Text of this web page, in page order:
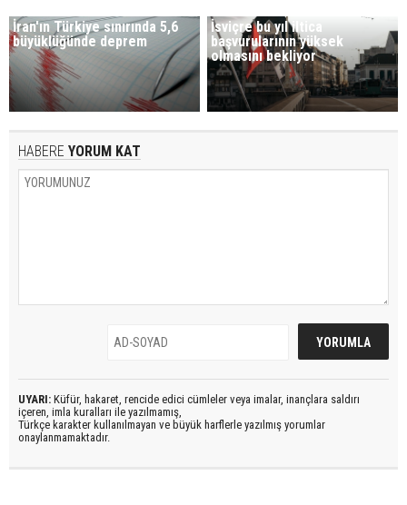
İran'ın Türkiye sınırında 5,6
büyüklüğünde deprem
İsviçre bu yıl iltica
başvurularının yüksek
olmasını bekliyor
HABERE YORUM KAT
UYARI: Küfür, hakaret, rencide edici cümleler veya imalar, inançlara saldırı
içeren, imla kuralları ile yazılmamış,
Türkçe karakter kullanılmayan ve büyük harflerle yazılmış yorumlar
onaylanmamaktadır.